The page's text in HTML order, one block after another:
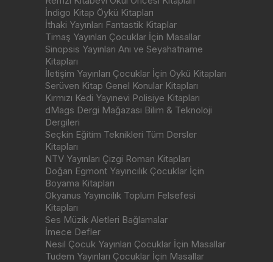
İndigo Kitap Öykü Kitapları
İthaki Yayınları Fantastik Kitaplar
Timaş Yayınları Çocuklar İçin Masallar
Sinopsis Yayınları Anı ve Seyahatname
Kitapları
İletişim Yayınları Çocuklar İçin Öykü Kitapları
Serüven Kitap Genel Konular Kitapları
Kırmızı Kedi Yayınevi Polisiye Kitapları
dMags Dergi Mağazası Bilim & Teknoloji
Dergileri
Seçkin Eğitim Teknikleri Tüm Dersler
Kitapları
NTV Yayınları Çizgi Roman Kitapları
Doğan Egmont Yayıncılık Çocuklar İçin
Boyama Kitapları
Okyanus Yayıncılık Toplum Felsefesi
Kitapları
Ses Müzik Aletleri Bağlamalar
İmece Defler
Nesil Çocuk Yayınları Çocuklar İçin Masallar
Tudem Yayınları Çocuklar İçin Masallar